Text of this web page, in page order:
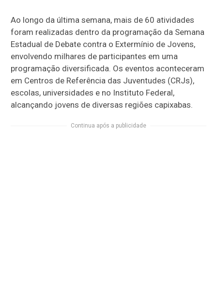
Ao longo da última semana, mais de 60 atividades
foram realizadas dentro da programação da Semana
Estadual de Debate contra o Extermínio de Jovens,
envolvendo milhares de participantes em uma
programação diversificada. Os eventos aconteceram
em Centros de Referência das Juventudes (CRJs),
escolas, universidades e no Instituto Federal,
alcançando jovens de diversas regiões capixabas.
Continua após a publicidade